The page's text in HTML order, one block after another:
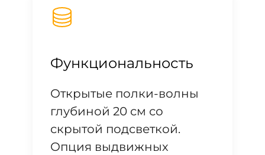
Функциональность
Открытые полки-волны
глубиной 20 см со
скрытой подсветкой.
Опция выдвижных